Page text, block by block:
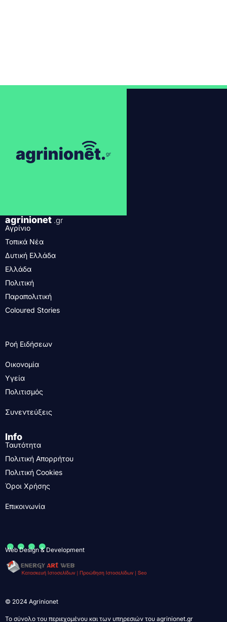
agrinionet .gr
Αγρίνιο
Τοπικά Νέα
Δυτική Ελλάδα
Ελλάδα
Πολιτική
Παραπολιτική
Coloured Stories
Ροή Ειδήσεων
Οικονομία
Υγεία
Πολιτισμός
Συνεντεύξεις
Info
Ταυτότητα
Πολιτική Απορρήτου
Πολιτική Cookies
Όροι Χρήσης
Επικοινωνία
....
Web Design & Development
© 2024 Agrinionet
Το σύνολο του περιεχομένου και των υπηρεσιών του agrinionet.gr